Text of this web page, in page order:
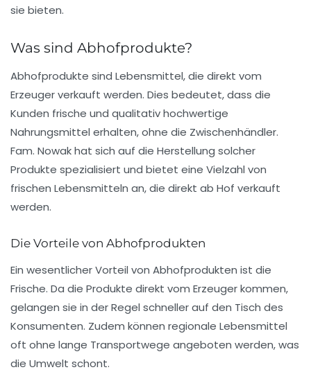
sie bieten.
Was sind Abhofprodukte?
Abhofprodukte sind Lebensmittel, die direkt vom
Erzeuger verkauft werden. Dies bedeutet, dass die
Kunden frische und qualitativ hochwertige
Nahrungsmittel erhalten, ohne die Zwischenhändler.
Fam. Nowak hat sich auf die Herstellung solcher
Produkte spezialisiert und bietet eine Vielzahl von
frischen Lebensmitteln an, die direkt ab Hof verkauft
werden.
Die Vorteile von Abhofprodukten
Ein wesentlicher Vorteil von Abhofprodukten ist die
Frische. Da die Produkte direkt vom Erzeuger kommen,
gelangen sie in der Regel schneller auf den Tisch des
Konsumenten. Zudem können regionale Lebensmittel
oft ohne lange Transportwege angeboten werden, was
die Umwelt schont.